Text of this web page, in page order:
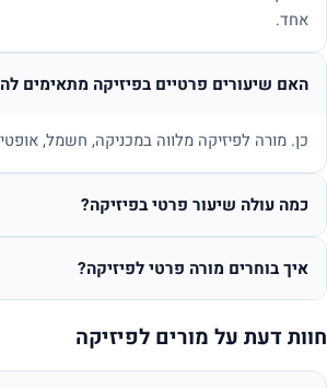
אחד.
האם שיעורים פרטיים בפיזיקה מתאימים
כן. מורה לפיזיקה מלווה במכניקה, חשמל,
כמה עולה שיעור פרטי בפיזיקה?
איך בוחרים מורה פרטי לפיזיקה?
חוות דעת על מורים לפיזיקה